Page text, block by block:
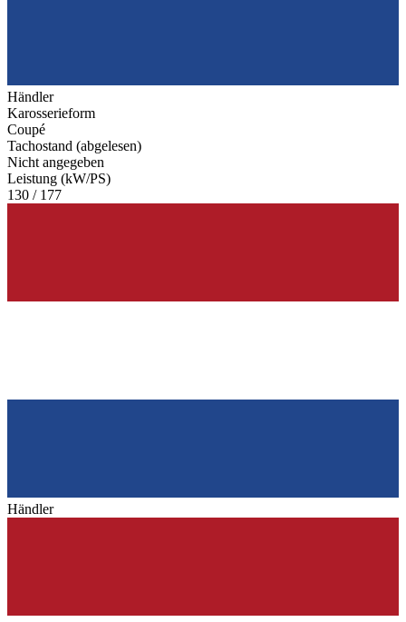
Händler
Karosserieform
Coupé
Tachostand (abgelesen)
Nicht angegeben
Leistung (kW/PS)
130 / 177
Händler